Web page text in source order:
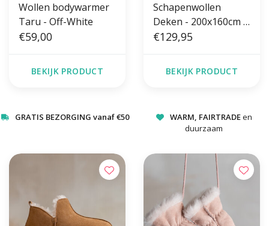
Wollen bodywarmer
Taru - Off-White
€59,00
BEKIJK PRODUCT
Schapenwollen
Deken - 200x160cm -
Grijs
€129,95
BEKIJK PRODUCT
GRATIS BEZORGING vanaf €50 WARM, FAIRTRADEen
duurzaam